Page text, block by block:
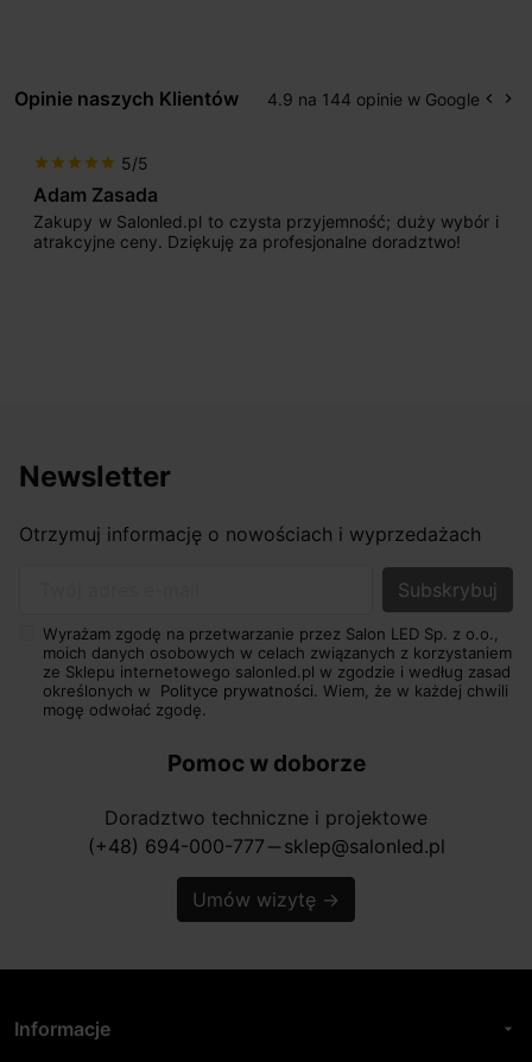
Opinie naszych Klientów 4.9 na 144 opinie w Google keyboard_arrow_left keyboard_arrow_right
star star star star star 5/5
Adam Zasada
Zakupy w Salonled.pl to czysta przyjemność; duży wybór i
atrakcyjne ceny. Dziękuję za profesjonalne doradztwo!
Newsletter
Otrzymuj informację o nowościach i wyprzedażach
Wyrażam zgodę na przetwarzanie przez Salon LED Sp. z o.o.,
moich danych osobowych w celach związanych z korzystaniem
ze Sklepu internetowego salonled.pl w zgodzie i według zasad
określonych w Polityce prywatności. Wiem, że w każdej chwili
mogę odwołać zgodę.
Pomoc w doborze
Doradztwo techniczne i projektowe
(+48) 694-000-777 horizontal_rule sklep@salonled.pl
Umów wizytę →
Informacje arrow_drop_down